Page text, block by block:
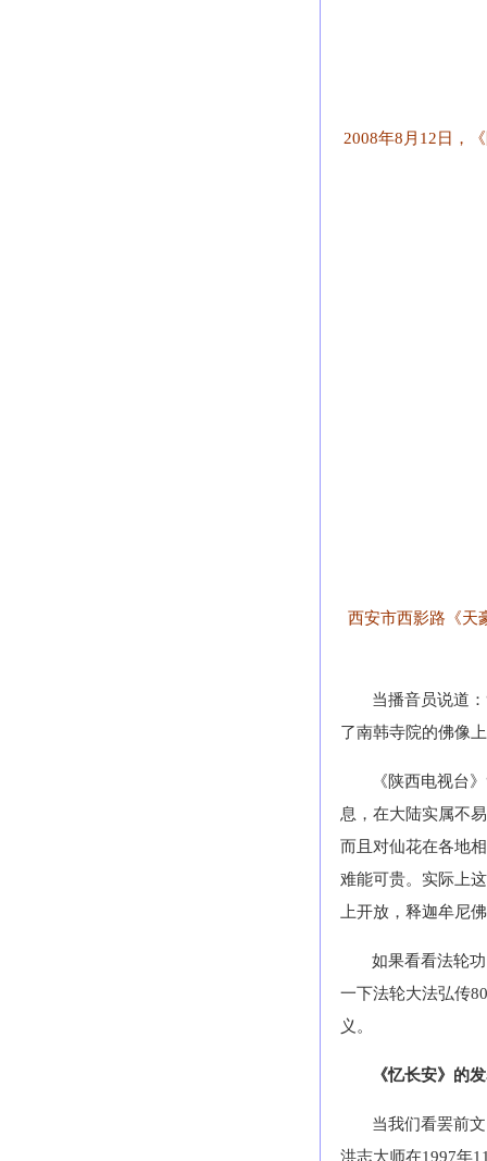
2008年8月12日，
西安市西影路《天
当播音员说道
了南韩寺院的佛像
《陕西电视台
息，在大陆实属不
而且对仙花在各地
难能可贵。实际上
上开放，释迦牟尼
如果看看法轮
一下法轮大法弘传
义。
《忆长安》的
当我们看罢前
洪志大师在1997年